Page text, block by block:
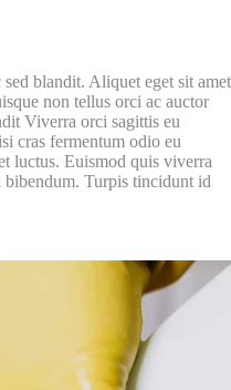
blandit. Aliquet eget sit amet
non tellus orci ac auctor
Viverra orci sagittis eu
cras fermentum odio eu
luctus. Euismod quis viverra
Turpis tincidunt id